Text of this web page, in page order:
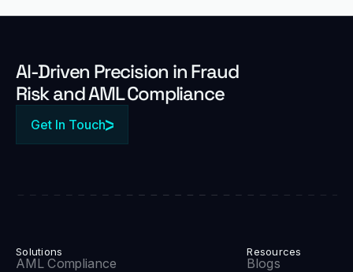
Al-Driven Precision in Fraud
Risk and AML Compliance
Get In Touch
Solutions
AML Compliance
Resources
Blogs